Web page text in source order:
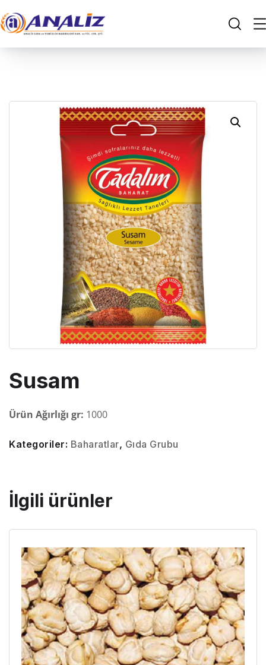
Susam
Ürün Ağırlığı gr: 1000
Kategoriler: Baharatlar, Gıda Grubu
İlgili ürünler